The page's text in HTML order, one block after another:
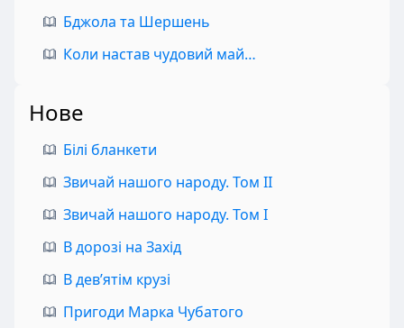
Бджола та Шершень
Коли настав чудовий май…
Нове
Білі бланкети
Звичай нашого народу. Том II
Звичай нашого народу. Том I
В дорозі на Захід
В дев’ятім крузі
Пригоди Марка Чубатого